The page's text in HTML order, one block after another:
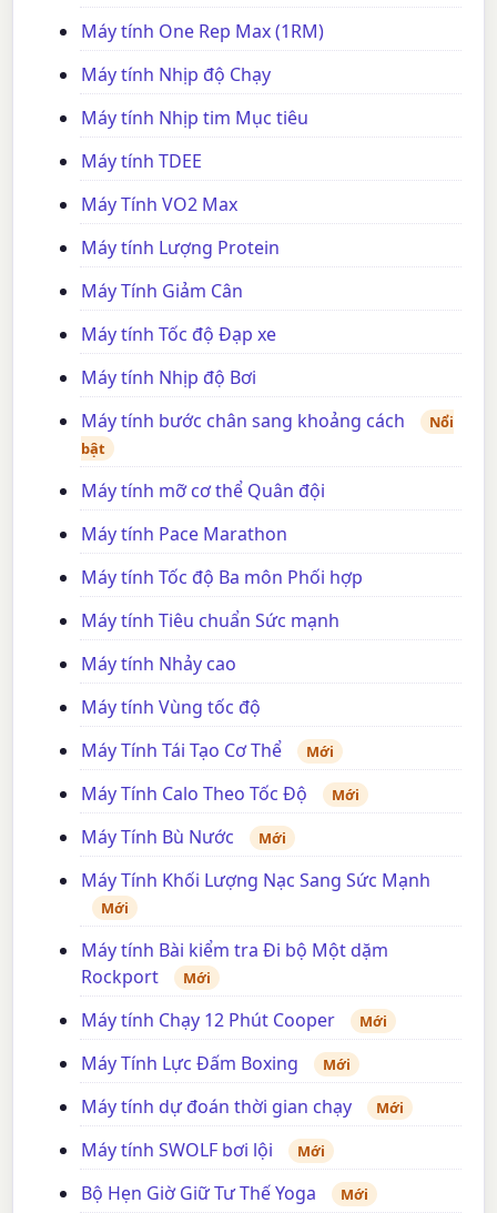
Máy tính One Rep Max (1RM)
Máy tính Nhịp độ Chạy
Máy tính Nhịp tim Mục tiêu
Máy tính TDEE
Máy Tính VO2 Max
Máy tính Lượng Protein
Máy Tính Giảm Cân
Máy tính Tốc độ Đạp xe
Máy tính Nhịp độ Bơi
Máy tính bước chân sang khoảng cách
Nổi
bật
Máy tính mỡ cơ thể Quân đội
Máy tính Pace Marathon
Máy tính Tốc độ Ba môn Phối hợp
Máy tính Tiêu chuẩn Sức mạnh
Máy tính Nhảy cao
Máy tính Vùng tốc độ
Máy Tính Tái Tạo Cơ Thể
Mới
Máy Tính Calo Theo Tốc Độ Mới
Máy Tính Bù Nước Mới
Máy Tính Khối Lượng Nạc Sang Sức Mạnh
Mới
Máy tính Bài kiểm tra Đi bộ Một dặm
Rockport
Mới
Máy tính Chạy 12 Phút Cooper Mới
Máy Tính Lực Đấm Boxing Mới
Máy tính dự đoán thời gian chạy Mới
Máy tính SWOLF bơi lội Mới
Bộ Hẹn Giờ Giữ Tư Thế Yoga Mới